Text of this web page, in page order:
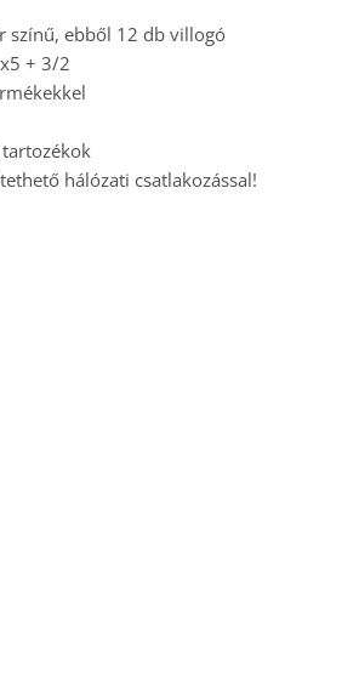
színű, ebből 12 db villogó
+ 3/2
hálózati csatlakozással!